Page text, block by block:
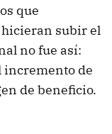
que
hicieran subir el
no fue así:
incremento de
de beneficio.